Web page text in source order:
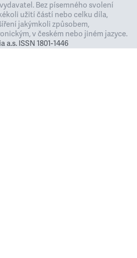
Bez písemného svolení
užití částí nebo celku díla,
jakýmkoli způsobem,
v českém nebo jiném jazyce.
ISSN 1801-1446